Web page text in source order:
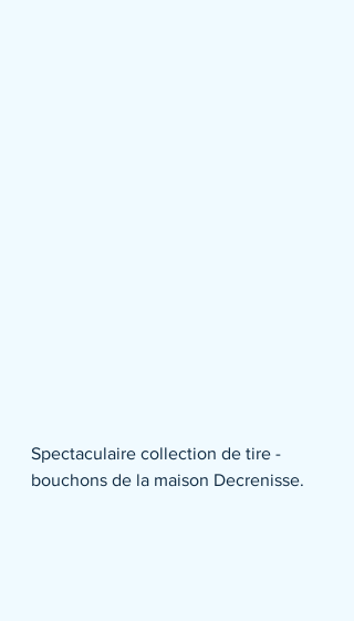
Spectaculaire collection de tire -
bouchons de la maison Decrenisse.